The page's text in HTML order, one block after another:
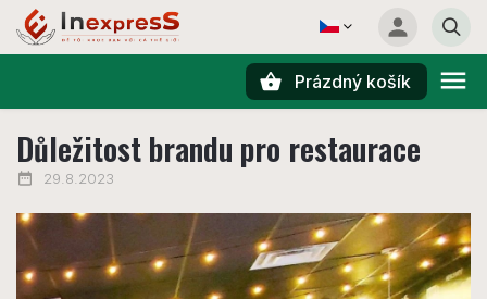
Prázdný košík
Důležitost brandu pro restaurace
29.8.2023